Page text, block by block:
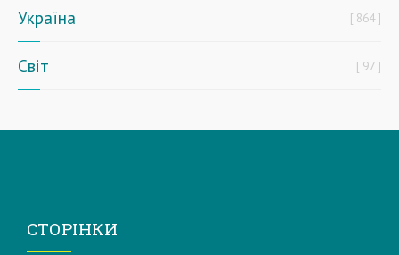
Україна 864
Світ 97
СТОРІНКИ